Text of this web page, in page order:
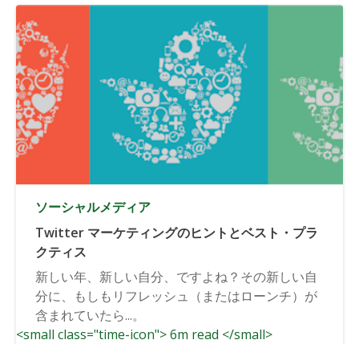
ソーシャルメディア
Twitter マーケティングのヒントとベスト・プラ
クティス
新しい年、新しい自分、ですよね？その新しい自
分に、もしもリフレッシュ（またはローンチ）が
含まれていたら...。
<small class="time-icon"> 6m read </small>